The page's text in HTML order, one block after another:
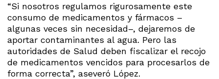
“Si nosotros regulamos rigurosamente este
consumo de medicamentos y fármacos –
algunas veces sin necesidad–, dejaremos de
aportar contaminantes al agua. Pero las
autoridades de Salud deben fiscalizar el recojo
de medicamentos vencidos para procesarlos de
forma correcta”, aseveró López.